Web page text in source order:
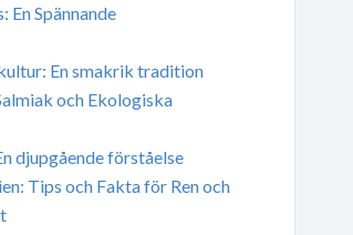
En Spännande
En smakrik tradition
och Ekologiska
djupgående förståelse
Tips och Fakta för Ren och